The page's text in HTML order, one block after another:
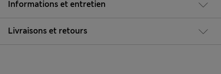
Informations et entretien
Livraisons et retours